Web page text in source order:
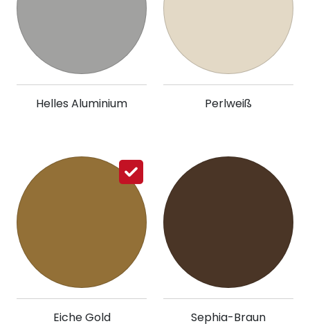
Helles Aluminium Perlweiß
Eiche Gold Sephia-Braun